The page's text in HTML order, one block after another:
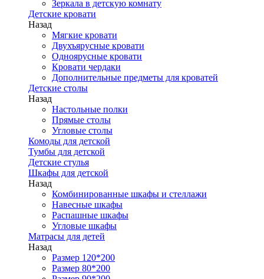
Зеркала в детскую комнату
Детские кровати
Назад
Мягкие кровати
Двухъярусные кровати
Одноярусные кровати
Кровати чердаки
Дополнительные предметы для кроватей
Детские столы
Назад
Настольные полки
Прямые столы
Угловые столы
Комоды для детской
Тумбы для детской
Детские стулья
Шкафы для детской
Назад
Комбинированные шкафы и стеллажи
Навесные шкафы
Распашные шкафы
Угловые шкафы
Матрасы для детей
Назад
Размер 120*200
Размер 80*200